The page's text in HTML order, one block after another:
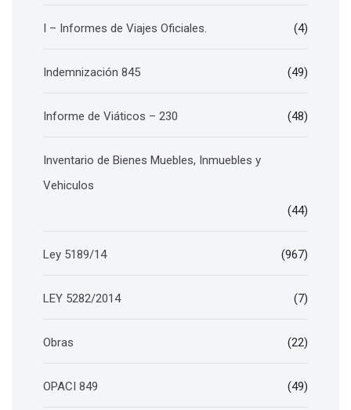
I – Informes de Viajes Oficiales. (4)
Indemnización 845 (49)
Informe de Viáticos – 230 (48)
Inventario de Bienes Muebles, Inmuebles y
Vehiculos
(44)
Ley 5189/14 (967)
LEY 5282/2014 (7)
Obras (22)
OPACI 849 (49)